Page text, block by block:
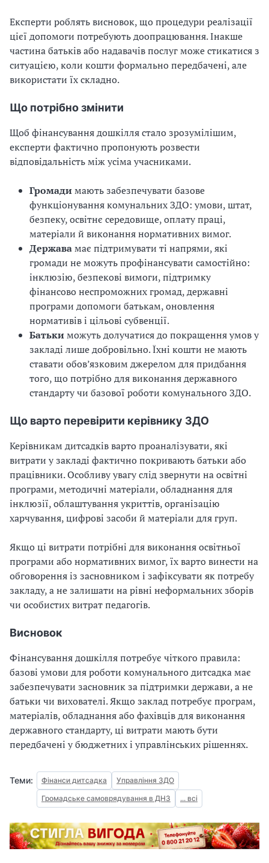
Експерти роблять висновок, що процедури реалізації
цієї допомоги потребують доопрацювання. Інакше
частина батьків або надавачів послуг може стикатися з
ситуацією, коли кошти формально передбачені, але
використати їх складно.
Що потрібно змінити
Щоб фінансування дошкілля стало зрозумілішим,
експерти фактично пропонують розвести
відповідальність між усіма учасниками.
Громадимають забезпечувати базове
функціонування комунальних ЗДО: умови, штат,
безпеку, освітнє середовище, оплату праці,
матеріали й виконання нормативних вимог.
Державамає підтримувати ті напрями, які
громади не можуть профінансувати самостійно:
інклюзію, безпекові вимоги, підтримку
фінансово неспроможних громад, державні
програми допомоги батькам, оновлення
нормативів і цільові субвенції.
Батькиможуть долучатися до покращення умов у
закладі лише добровільно. Їхні кошти не мають
ставати обов’язковим джерелом для придбання
того, що потрібно для виконання державного
стандарту чи базової роботи комунального ЗДО.
Що варто перевірити керівнику ЗДО
Керівникам дитсадків варто проаналізувати, які
витрати у закладі фактично покривають батьки або
працівники. Особливу увагу слід звернути на освітні
програми, методичні матеріали, обладнання для
інклюзії, облаштування укриттів, організацію
харчування, цифрові засоби й матеріали для груп.
Якщо ці витрати потрібні для виконання освітньої
програми або нормативних вимог, їх варто винести на
обговорення із засновником і зафіксувати як потребу
закладу, а не залишати на рівні неформальних зборів
чи особистих витрат педагогів.
Висновок
Фінансування дошкілля потребує чіткого правила:
базові умови для роботи комунального дитсадка має
забезпечувати засновник за підтримки держави, а не
батьки чи вихователі. Якщо заклад потребує програм,
матеріалів, обладнання або фахівців для виконання
державного стандарту, ці витрати мають бути
передбачені у бюджетних і управлінських рішеннях.
Теми: Фінанси дитсадка
Управління ЗДО
Громадське самоврядування в ДНЗ
... всі